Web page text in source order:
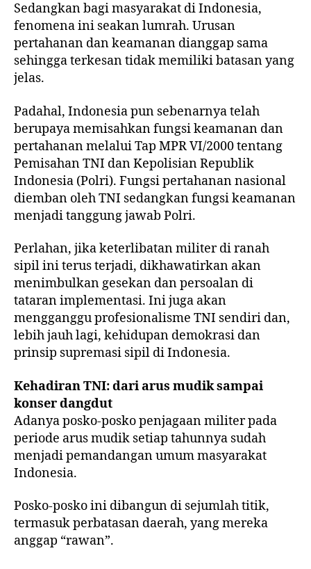
Sedangkan bagi masyarakat di Indonesia,
fenomena ini seakan lumrah. Urusan
pertahanan dan keamanan dianggap sama
sehingga terkesan tidak memiliki batasan yang
jelas.
Padahal, Indonesia pun sebenarnya telah
berupaya memisahkan fungsi keamanan dan
pertahanan melalui Tap MPR VI/2000 tentang
Pemisahan TNI dan Kepolisian Republik
Indonesia (Polri). Fungsi pertahanan nasional
diemban oleh TNI sedangkan fungsi keamanan
menjadi tanggung jawab Polri.
Perlahan, jika keterlibatan militer di ranah
sipil ini terus terjadi, dikhawatirkan akan
menimbulkan gesekan dan persoalan di
tataran implementasi. Ini juga akan
mengganggu profesionalisme TNI sendiri dan,
lebih jauh lagi, kehidupan demokrasi dan
prinsip supremasi sipil di Indonesia.
Kehadiran TNI: dari arus mudik sampai
konser dangdut
Adanya posko-posko penjagaan militer pada
periode arus mudik setiap tahunnya sudah
menjadi pemandangan umum masyarakat
Indonesia.
Posko-posko ini dibangun di sejumlah titik,
termasuk perbatasan daerah, yang mereka
anggap “rawan”.